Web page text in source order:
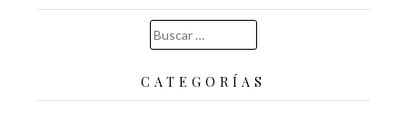
Buscar:
CATEGORÍAS